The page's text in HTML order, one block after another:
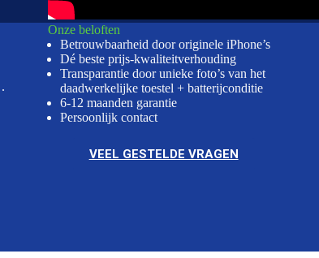
.
Onze beloften
Betrouwbaarheid door originele iPhone’s
Dé beste prijs-kwaliteitverhouding
Transparantie door unieke foto’s van het
daadwerkelijke toestel + batterijconditie
6-12 maanden garantie
Persoonlijk contact
VEEL GESTELDE VRAGEN